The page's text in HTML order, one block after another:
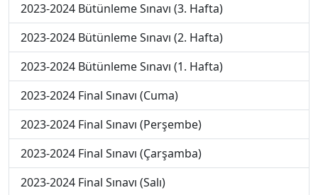
2023-2024 Bütünleme Sınavı (3. Hafta)
2023-2024 Bütünleme Sınavı (2. Hafta)
2023-2024 Bütünleme Sınavı (1. Hafta)
2023-2024 Final Sınavı (Cuma)
2023-2024 Final Sınavı (Perşembe)
2023-2024 Final Sınavı (Çarşamba)
2023-2024 Final Sınavı (Salı)